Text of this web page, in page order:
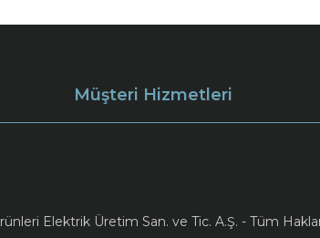
Müşteri Hizmetleri
Elektrik Üretim San. ve Tic. A.Ş. - Tüm Hakları